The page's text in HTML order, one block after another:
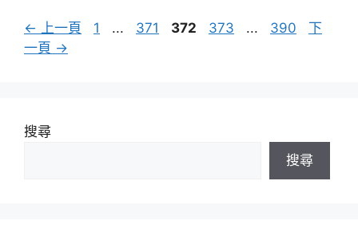
← 上一頁
頁
1 ...
頁
371
頁
372
頁
373 ...
頁
390
下
一頁 →
搜尋
搜尋